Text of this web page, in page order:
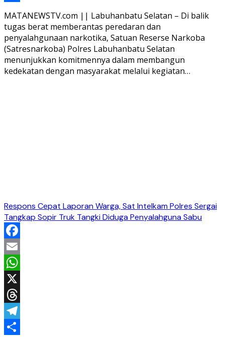
Share
MATANEWSTV.com || Labuhanbatu Selatan – Di balik
tugas berat memberantas peredaran dan
penyalahgunaan narkotika, Satuan Reserse Narkoba
(Satresnarkoba) Polres Labuhanbatu Selatan
menunjukkan komitmennya dalam membangun
kedekatan dengan masyarakat melalui kegiatan…
Respons Cepat Laporan Warga, Sat Intelkam Polres Sergai
Tangkap Sopir Truk Tangki Diduga Penyalahguna Sabu
Facebook
Email
WhatsApp
X
Threads
Telegram